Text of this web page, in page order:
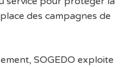
des campagnes de
SOGEDO exploite